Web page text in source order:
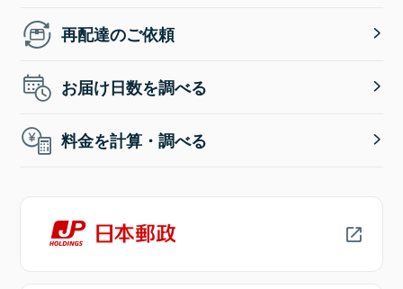
再配達のご依頼
お届け日数を調べる
料金を計算・調べる